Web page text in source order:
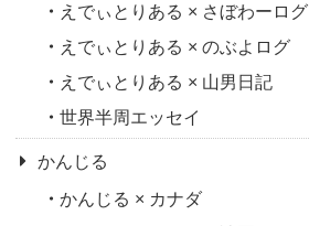
えでぃとりある × さぼわーログ
えでぃとりある × のぶよログ
えでぃとりある × 山男日記
世界半周エッセイ
かんじる
かんじる × カナダ